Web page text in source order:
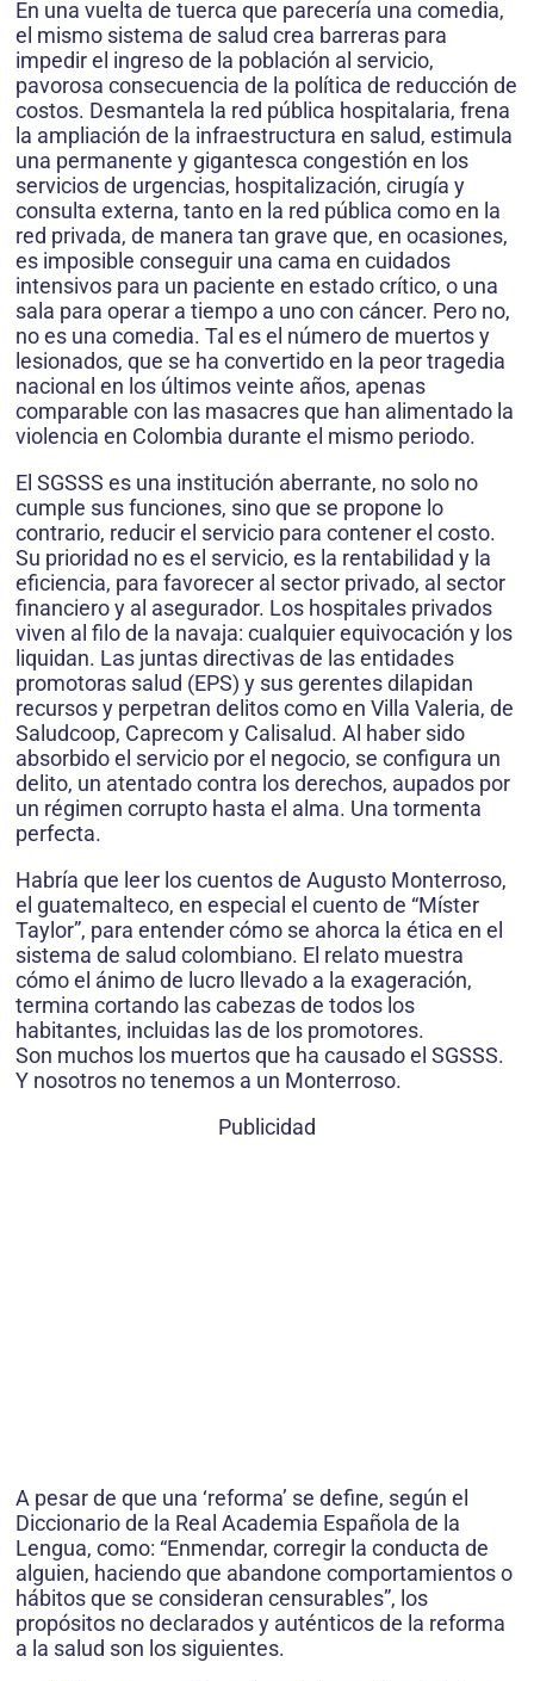
En una vuelta de tuerca que parecería una comedia,
el mismo sistema de salud crea barreras para
impedir el ingreso de la población al servicio,
pavorosa consecuencia de la política de reducción de
costos. Desmantela la red pública hospitalaria, frena
la ampliación de la infraestructura en salud, estimula
una permanente y gigantesca congestión en los
servicios de urgencias, hospitalización, cirugía y
consulta externa, tanto en la red pública como en la
red privada, de manera tan grave que, en ocasiones,
es imposible conseguir una cama en cuidados
intensivos para un paciente en estado crítico, o una
sala para operar a tiempo a uno con cáncer. Pero no,
no es una comedia. Tal es el número de muertos y
lesionados, que se ha convertido en la peor tragedia
nacional en los últimos veinte años, apenas
comparable con las masacres que han alimentado la
violencia en Colombia durante el mismo periodo.
El SGSSS es una institución aberrante, no solo no
cumple sus funciones, sino que se propone lo
contrario, reducir el servicio para contener el costo.
Su prioridad no es el servicio, es la rentabilidad y la
eficiencia, para favorecer al sector privado, al sector
financiero y al asegurador. Los hospitales privados
viven al filo de la navaja: cualquier equivocación y los
liquidan. Las juntas directivas de las entidades
promotoras salud (EPS) y sus gerentes dilapidan
recursos y perpetran delitos como en Villa Valeria, de
Saludcoop, Caprecom y Calisalud. Al haber sido
absorbido el servicio por el negocio, se configura un
delito, un atentado contra los derechos, aupados por
un régimen corrupto hasta el alma. Una tormenta
perfecta.
Habría que leer los cuentos de Augusto Monterroso,
el guatemalteco, en especial el cuento de “Míster
Taylor”, para entender cómo se ahorca la ética en el
sistema de salud colombiano. El relato muestra
cómo el ánimo de lucro llevado a la exageración,
termina cortando las cabezas de todos los
habitantes, incluidas las de los promotores.
Son muchos los muertos que ha causado el SGSSS.
Y nosotros no tenemos a un Monterroso.
Publicidad
A pesar de que una ‘reforma’ se define, según el
Diccionario de la Real Academia Española de la
Lengua, como: “Enmendar, corregir la conducta de
alguien, haciendo que abandone comportamientos o
hábitos que se consideran censurables”, los
propósitos no declarados y auténticos de la reforma
a la salud son los siguientes.